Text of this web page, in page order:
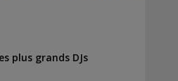
plus grands DJs